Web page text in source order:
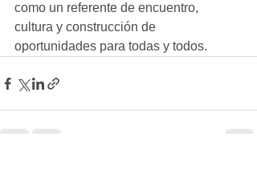
como un referente de encuentro,
cultura y construcción de
oportunidades para todas y todos.